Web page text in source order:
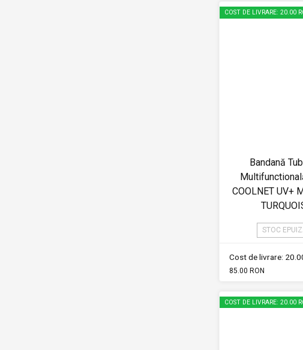
COST DE LIVRARE: 20.00
Bandană
COOLNET UV+
STOC
Cost de livrare:
85.00 RON
COST DE LIVRARE: 20.00